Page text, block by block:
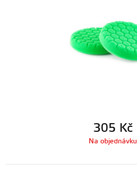
305 Kč
Na objednávku